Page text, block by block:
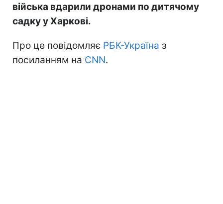
війська вдарили дронами по дитячому
садку у Харкові.
Про це повідомляє РБК-Україна з
посиланням на CNN.